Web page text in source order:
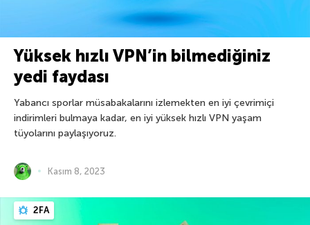
Yüksek hızlı VPN’in bilmediğiniz
yedi faydası
Yabancı sporlar müsabakalarını izlemekten en iyi çevrimiçi
indirimleri bulmaya kadar, en iyi yüksek hızlı VPN yaşam
tüyolarını paylaşıyoruz.
Kasım 8, 2023
2FA